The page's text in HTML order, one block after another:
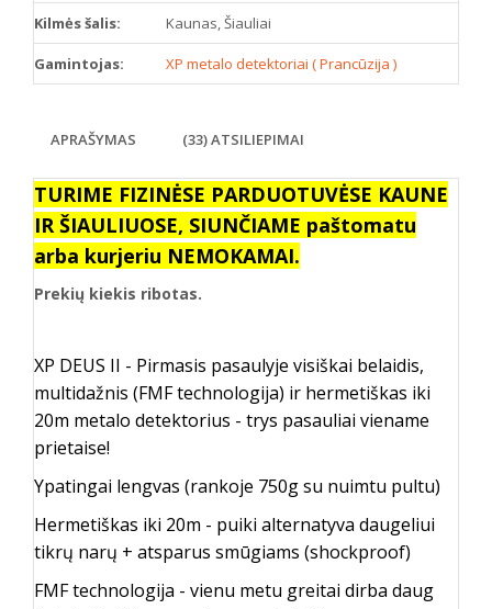
Kilmės šalis: Kaunas, Šiauliai
Gamintojas: XP metalo detektoriai ( Prancūzija )
APRAŠYMAS (33) ATSILIEPIMAI
TURIME FIZINĖSE PARDUOTUVĖSE KAUNE
IR ŠIAULIUOSE, SIUNČIAME paštomatu
arba kurjeriu NEMOKAMAI.
Prekių kiekis ribotas.
XP DEUS II - Pirmasis pasaulyje visiškai belaidis,
multidažnis (FMF technologija) ir hermetiškas iki
20m metalo detektorius - trys pasauliai viename
prietaise!
Ypatingai lengvas (rankoje 750g su nuimtu pultu)
Hermetiškas iki 20m - puiki alternatyva daugeliui
tikrų narų + atsparus smūgiams (shockproof)
FMF technologija - vienu metu greitai dirba daug